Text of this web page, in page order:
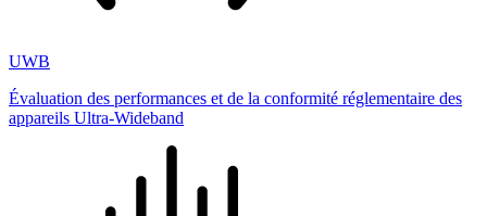
UWB
Évaluation des performances et de la conformité réglementaire des
appareils Ultra-Wideband